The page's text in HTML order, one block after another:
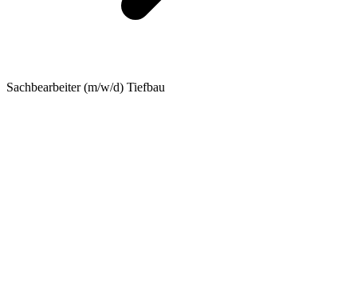
Sachbearbeiter (m/w/d) Tiefbau